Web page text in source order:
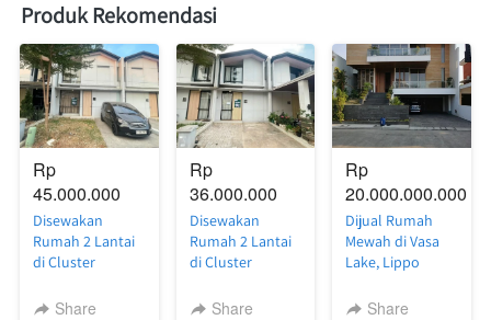
Produk Rekomendasi
Rp
45.000.000
Disewakan
Rumah 2 Lantai
di Cluster
Waterfront
Share
Rp
36.000.000
Disewakan
Rumah 2 Lantai
di Cluster
Waterfront
Share
Rp
20.000.000.000
Dijual Rumah
Mewah di Vasa
Lake, Lippo
Furnish, Siap
Share